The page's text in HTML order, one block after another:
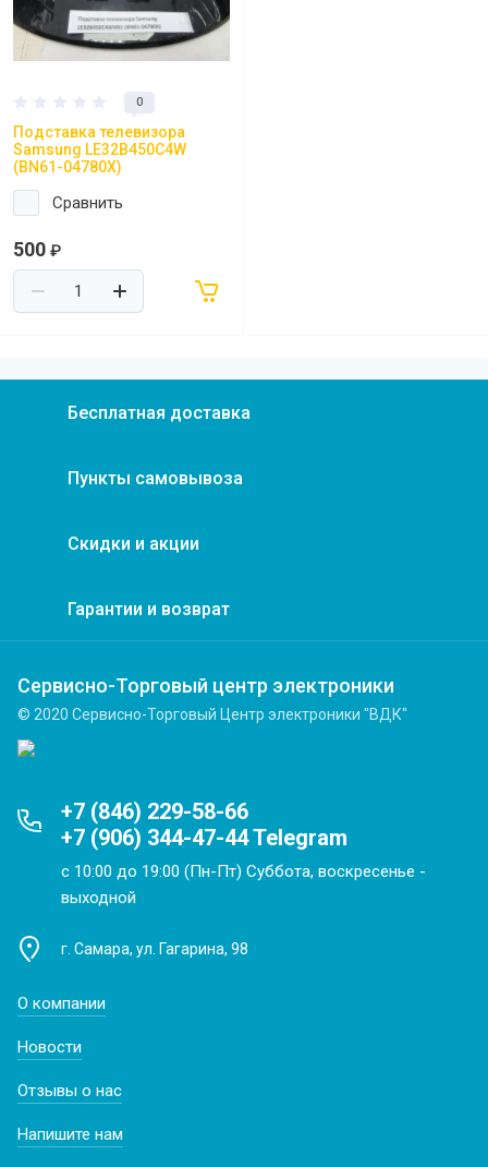
0
Подставка телевизора
Samsung LE32B450C4W
(BN61-04780X)
Сравнить
500 ₽
Бесплатная доставка
Пункты самовывоза
Скидки и акции
Гарантии и возврат
Сервисно-Торговый центр электроники
© 2020 Сервисно-Торговый Центр электроники "ВДК"
+7 (846) 229-58-66
+7 (906) 344-47-44 Telegram
с 10:00 до 19:00 (Пн-Пт) Суббота, воскресенье -
выходной
г. Самара, ул. Гагарина, 98
О компании
Новости
Отзывы о нас
Напишите нам